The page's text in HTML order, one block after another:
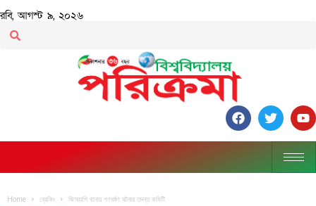
রবি, আগস্ট ৯, ২০২৬
Home ব্রেকিং জিআরপি থানায় গণধর্ষণ ঘটনায় তদন্ত কমিটি